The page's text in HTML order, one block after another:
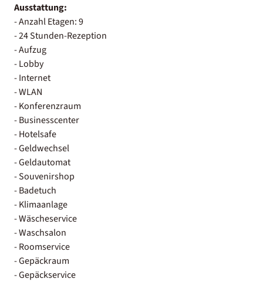
Ausstattung:
- Anzahl Etagen: 9
- 24 Stunden-Rezeption
- Aufzug
- Lobby
- Internet
- WLAN
- Konferenzraum
- Businesscenter
- Hotelsafe
- Geldwechsel
- Geldautomat
- Souvenirshop
- Badetuch
- Klimaanlage
- Wäscheservice
- Waschsalon
- Roomservice
- Gepäckraum
- Gepäckservice